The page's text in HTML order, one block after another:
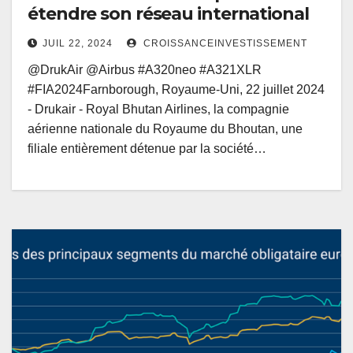
étendre son réseau international
JUIL 22, 2024 CROISSANCEINVESTISSEMENT
@DrukAir @Airbus #A320neo #A321XLR
#FIA2024Farnborough, Royaume-Uni, 22 juillet 2024
- Drukair - Royal Bhutan Airlines, la compagnie
aérienne nationale du Royaume du Bhoutan, une
filiale entièrement détenue par la société…